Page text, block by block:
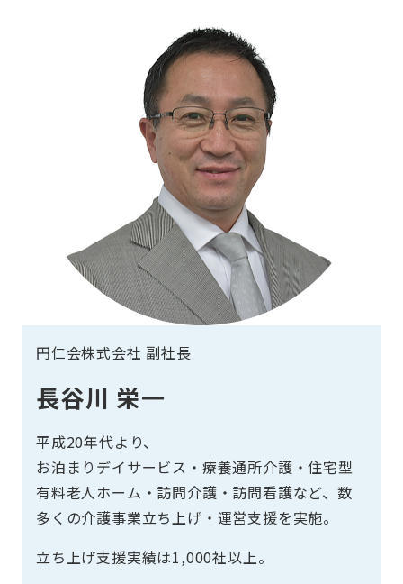
円仁会株式会社 副社長
長谷川 栄一
平成20年代より、
お泊まりデイサービス・療養通所介護・住宅型
有料老人ホーム・訪問介護・訪問看護など、数
多くの介護事業立ち上げ・運営支援を実施。
立ち上げ支援実績は1,000社以上。